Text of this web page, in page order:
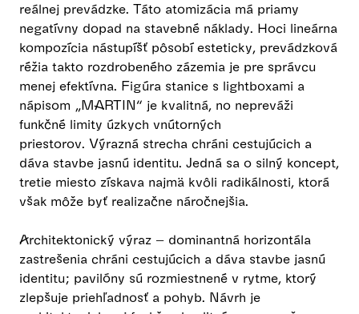
reálnej prevádzke. Táto atomizácia má priamy
negatívny dopad na stavebné náklady. Hoci lineárna
kompozícia nástupíšť pôsobí esteticky, prevádzková
réžia takto rozdrobeného zázemia je pre správcu
menej efektívna. Figúra stanice s lightboxami a
nápisom „MARTIN“ je kvalitná, no nepreváži
funkčné limity úzkych vnútorných
priestorov. Výrazná strecha chráni cestujúcich a
dáva stavbe jasnú identitu. Jedná sa o silný koncept,
tretie miesto získava najmä kvôli radikálnosti, ktorá
však môže byť realizačne náročnejšia.
Architektonický výraz – dominantná horizontála
zastrešenia chráni cestujúcich a dáva stavbe jasnú
identitu; pavilóny sú rozmiestnené v rytme, ktorý
zlepšuje priehľadnosť a pohyb. Návrh je